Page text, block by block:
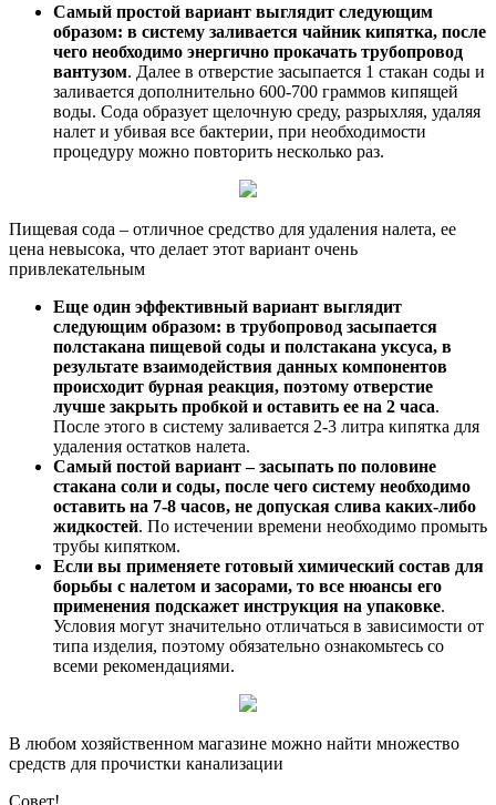
Самый простой вариант выглядит следующим
образом: в систему заливается чайник кипятка, после
чего необходимо энергично прокачать трубопровод
вантузом. Далее в отверстие засыпается 1 стакан соды и
заливается дополнительно 600-700 граммов кипящей
воды. Сода образует щелочную среду, разрыхляя, удаляя
налет и убивая все бактерии, при необходимости
процедуру можно повторить несколько раз.
Пищевая сода – отличное средство для удаления налета, ее
цена невысока, что делает этот вариант очень
привлекательным
Еще один эффективный вариант выглядит
следующим образом: в трубопровод засыпается
полстакана пищевой соды и полстакана уксуса, в
результате взаимодействия данных компонентов
происходит бурная реакция, поэтому отверстие
лучше закрыть пробкой и оставить ее на 2 часа.
После этого в систему заливается 2-3 литра кипятка для
удаления остатков налета.
Самый постой вариант – засыпать по половине
стакана соли и соды, после чего систему необходимо
оставить на 7-8 часов, не допуская слива каких-либо
жидкостей. По истечении времени необходимо промыть
трубы кипятком.
Если вы применяете готовый химический состав для
борьбы с налетом и засорами, то все нюансы его
применения подскажет инструкция на упаковке.
Условия могут значительно отличаться в зависимости от
типа изделия, поэтому обязательно ознакомьтесь со
всеми рекомендациями.
В любом хозяйственном магазине можно найти множество
средств для прочистки канализации
Совет!